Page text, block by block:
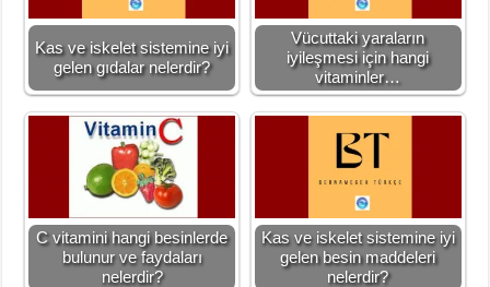
Kas ve iskelet sistemine iyi
gelen gıdalar nelerdir?
Vücuttaki yaraların
iyileşmesi için hangi
vitaminler…
C vitamini hangi besinlerde
bulunur ve faydaları
nelerdir?
Kas ve iskelet sistemine iyi
gelen besin maddeleri
nelerdir?